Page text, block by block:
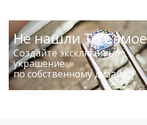
Не нашли То
Создайте эксклюзивное
украшение
по собственному дизайну!